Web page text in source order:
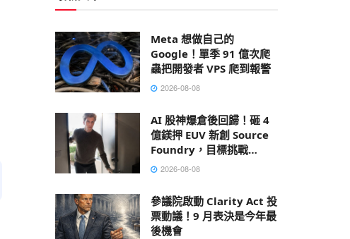
Meta 想做自己的
Google！單季 91 億次爬
蟲把開發者 VPS 爬到報警
2026-08-08
AI 股神爆倉後回歸！砸 4
億鎂押 EUV 新創 Source
Foundry，目標挑戰
ASML
2026-08-08
參議院啟動 Clarity Act 投
票動議！9 月表決是今年最
後機會